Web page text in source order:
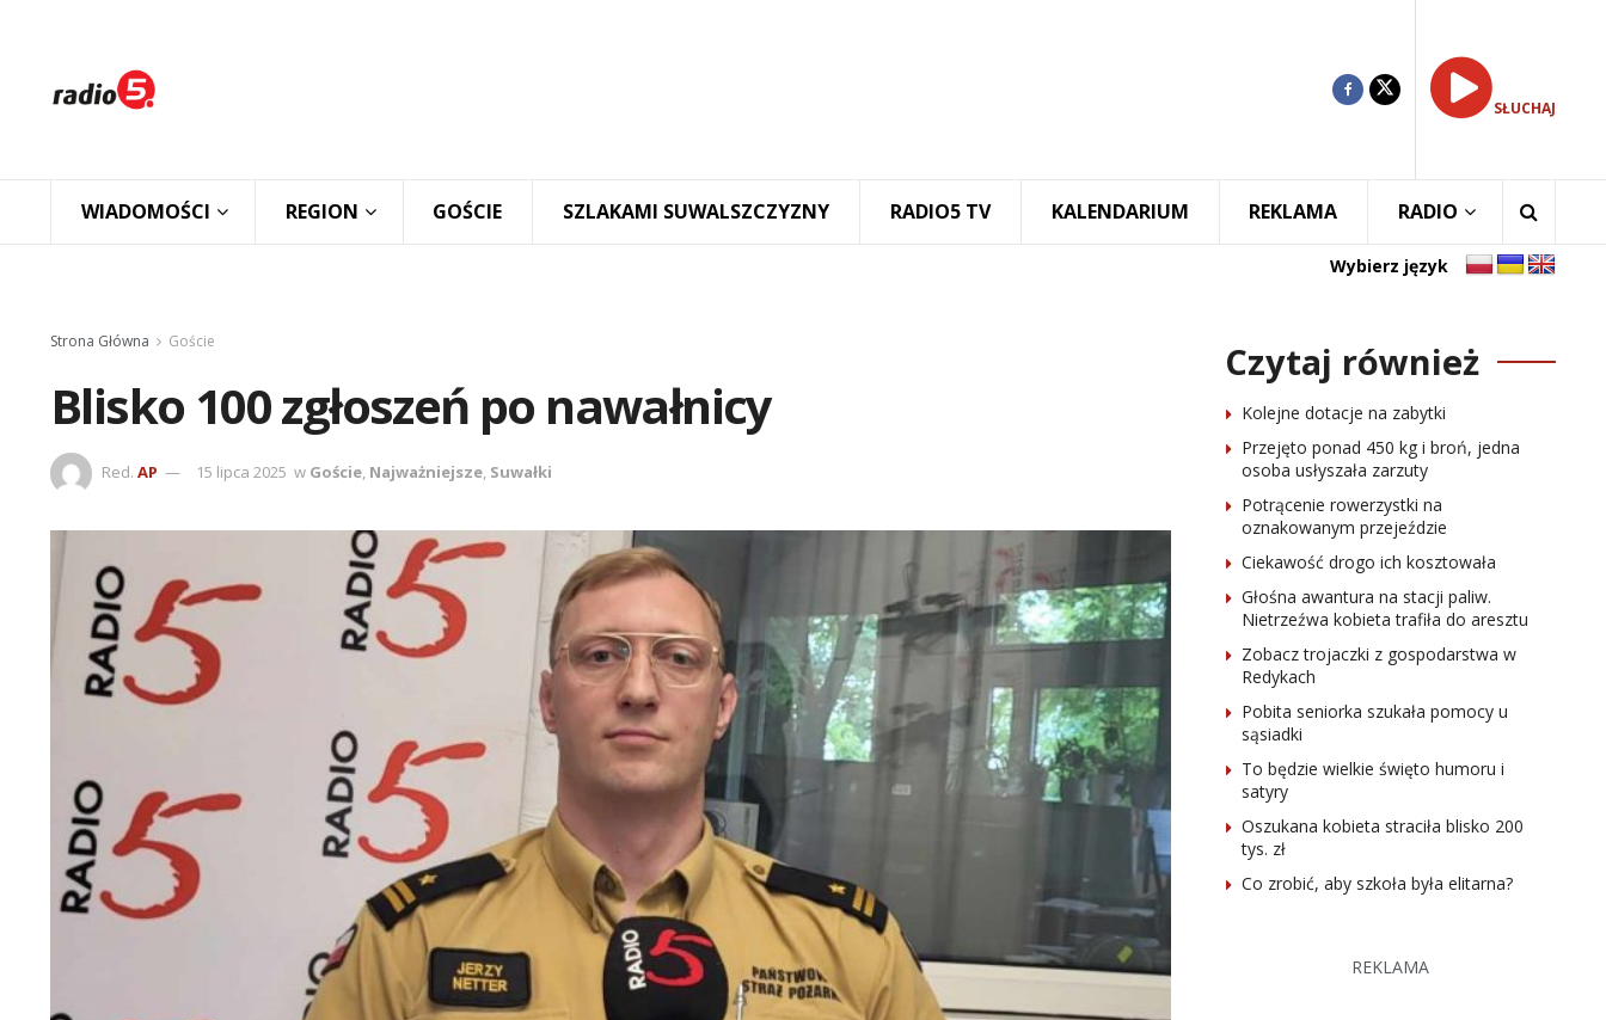
SŁUCHAJ
WIADOMOŚCI REGION GOŚCIE SZLAKAMI SUWALSZCZYZNY RADIO5 TV KALENDARIUM REKLAMA RADIO
Wybierz język
Strona Główna Goście
Blisko 100 zgłoszeń po nawałnicy
Red. AP 15 lipca 2025 w Goście, Najważniejsze, Suwałki
Czytaj również
Kolejne dotacje na zabytki
Przejęto ponad 450 kg i broń, jedna
osoba usłyszała zarzuty
Potrącenie rowerzystki na
oznakowanym przejeździe
Ciekawość drogo ich kosztowała
Głośna awantura na stacji paliw.
Nietrzeźwa kobieta trafiła do aresztu
Zobacz trojaczki z gospodarstwa w
Redykach
Pobita seniorka szukała pomocy u
sąsiadki
To będzie wielkie święto humoru i
satyry
Oszukana kobieta straciła blisko 200
tys. zł
Co zrobić, aby szkoła była elitarna?
REKLAMA